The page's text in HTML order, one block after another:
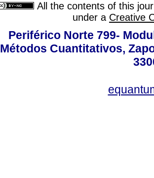
All the contents of this
under a Creative
Periférico Norte 799-
Métodos Cuantitativos,